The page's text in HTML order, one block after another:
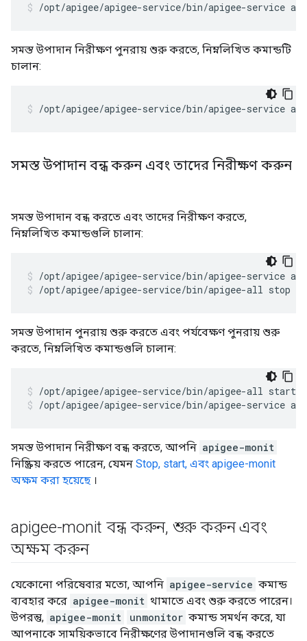
/opt/apigee/apigee-service/bin/apigee-service
সমস্ত উপাদান নিরীক্ষণ পুনরায় শুরু করতে, নিম্নলিখিত কমান্ডটি
চালান:
/opt/apigee/apigee-service/bin/apigee-service
সমস্ত উপাদান বন্ধ করুন এবং তাদের নিরীক্ষণ করুন
সমস্ত উপাদান বন্ধ করতে এবং তাদের নিরীক্ষণ করতে,
নিম্নলিখিত কমান্ডগুলি চালান:
/opt/apigee/apigee-service/bin/apigee-all stop
সমস্ত উপাদান পুনরায় শুরু করতে এবং পর্যবেক্ষণ পুনরায় শুরু
করতে, নিম্নলিখিত কমান্ডগুলি চালান:
/opt/apigee/apigee-service/bin/apigee-service
সমস্ত উপাদান নিরীক্ষণ বন্ধ করতে, আপনি apigee-monit
নিষ্ক্রিয় করতে পারেন, যেমন Stop, start, এবং apigee-monit
অক্ষম করা হয়েছে।
apigee-monit বন্ধ করুন, শুরু করুন এবং
অক্ষম করুন
যেকোনো পরিষেবার মতো, আপনি apigee-service কমান্ড
ব্যবহার করে apigee-monit থামাতে এবং শুরু করতে পারেন।
উপরন্তু, apigee-monit unmonitor কমান্ড সমর্থন করে, যা
আপনাকে সাময়িকভাবে নিরীক্ষণের উপাদানগুলি বন্ধ করতে